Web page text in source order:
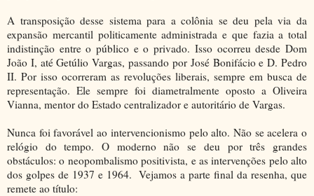
A transposição desse sistema para a colônia se deu pela via da
expansão mercantil politicamente administrada e que fazia a total
indistinção entre o público e o privado. Isso ocorreu desde Dom
João I, até Getúlio Vargas, passando por José Bonifácio e D. Pedro
II. Por isso ocorreram as revoluções liberais, sempre em busca de
representação. Ele sempre foi diametralmente oposto a Oliveira
Vianna, mentor do Estado centralizador e autoritário de Vargas.
Nunca foi favorável ao intervencionismo pelo alto. Não se acelera o
relógio do tempo. O moderno não se deu por três grandes
obstáculos: o neopombalismo positivista, e as intervenções pelo alto
dos golpes de 1937 e 1964. Vejamos a parte final da resenha, que
remete ao título: